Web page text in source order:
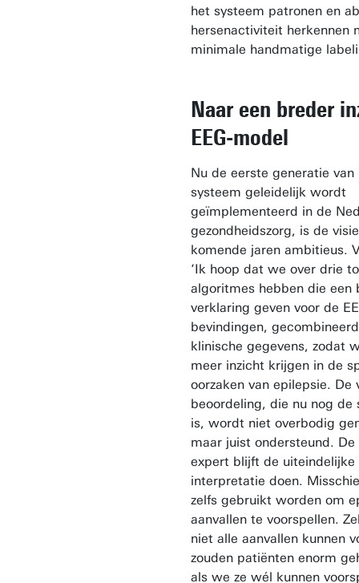
het systeem patronen en
hersenactiviteit herkennen
minimale handmatige
Naar een breder
EEG-model
Nu de eerste generatie van
systeem geleidelijk wordt
geïmplementeerd in de
gezondheidszorg, is de
komende jaren ambitieus.
‘Ik hoop dat we over drie
algoritmes hebben die een
verklaring geven voor de
bevindingen,
klinische gegevens, zodat
meer inzicht krijgen in de
oorzaken van epilepsie. De
beoordeling, die nu nog de
is, wordt niet overbodig
maar juist ondersteund. De
expert blijft de uiteindelijke
interpretatie doen.
zelfs gebruikt worden om
aanvallen te voorspellen.
niet alle aanvallen kunnen
zouden patiënten enorm
als we ze wél kunnen